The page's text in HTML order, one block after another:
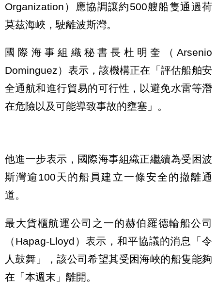
Organization）應協調讓約500艘船隻通過荷
莫茲海峽，駛離波斯灣。
國際海事組織秘書長杜明奎（Arsenio
Dominguez）表示，該機構正在「評估船舶安
全通航和進行貿易的可行性，以避免水雷等潛
在危險以及可能導致事故的壅塞」。
他進一步表示，國際海事組織正繼續為受困波
斯灣逾100天的船員建立一條安全的撤離通
道。
最大貨櫃航運公司之一的赫伯羅德輪船公司
（Hapag-Lloyd）表示，和平協議的消息「令
人鼓舞」，該公司希望其受困海峽的船隻能夠
在「本週末」離開。